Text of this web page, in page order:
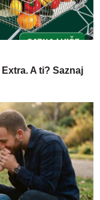
A ti? Saznaj